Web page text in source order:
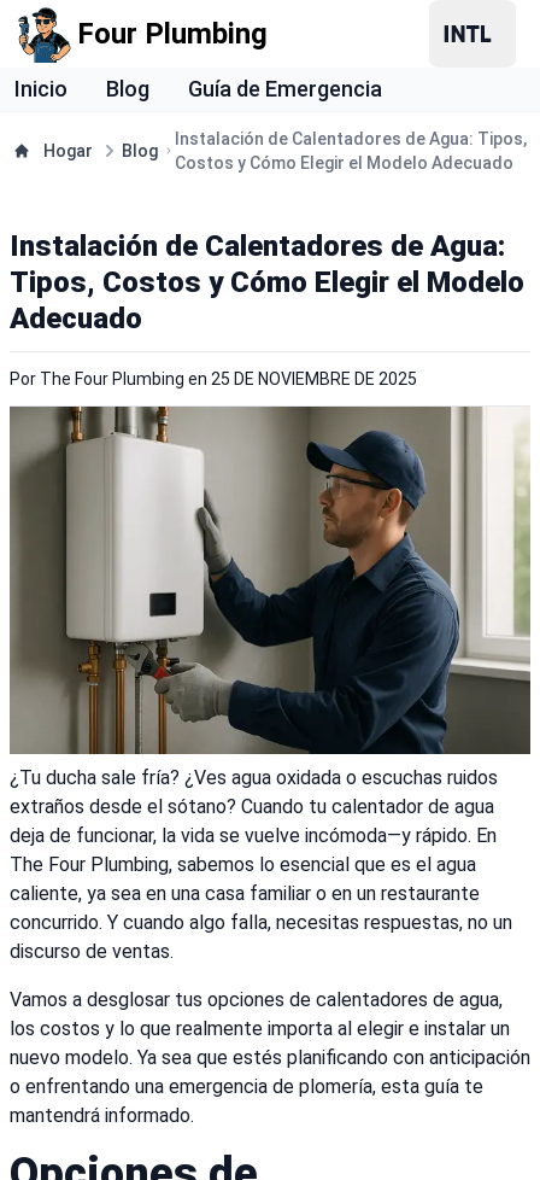
Four Plumbing
Inicio Blog Guía de Emergencia
Hogar Blog
Instalación de Calentadores de Agua: Tipos,
Costos y Cómo Elegir el Modelo Adecuado
Instalación de Calentadores de Agua:
Tipos, Costos y Cómo Elegir el Modelo
Adecuado
Por The Four Plumbing en 25 DE NOVIEMBRE DE 2025
¿Tu ducha sale fría? ¿Ves agua oxidada o escuchas ruidos
extraños desde el sótano? Cuando tu calentador de agua
deja de funcionar, la vida se vuelve incómoda—y rápido. En
The Four Plumbing, sabemos lo esencial que es el agua
caliente, ya sea en una casa familiar o en un restaurante
concurrido. Y cuando algo falla, necesitas respuestas, no un
discurso de ventas.
Vamos a desglosar tus opciones de calentadores de agua,
los costos y lo que realmente importa al elegir e instalar un
nuevo modelo. Ya sea que estés planificando con anticipación
o enfrentando una emergencia de plomería, esta guía te
mantendrá informado.